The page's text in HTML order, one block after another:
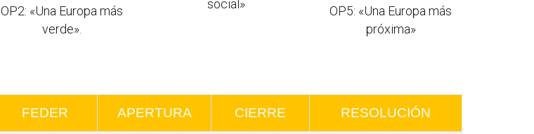
OP2: «Una Europa más
verde».
social»
OP5: «Una Europa más
próxima»
FEDER APERTURA CIERRE RESOLUCIÓN